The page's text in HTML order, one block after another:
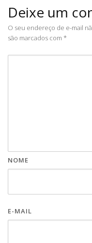
Deixe um
O seu endereço de e-mail
são marcados com *
NOME
E-MAIL